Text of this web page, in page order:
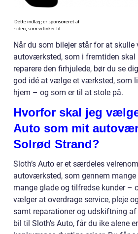
Når du som bilejer står for at
autoværksted, som i fremtiden skal
reparere den firhjulede, bør du se
god idé at vælge et værksted, som
hjem – og som er til at stole på.
Hvorfor skal jeg
Auto som mit
Solrød Strand?
Sloth’s Auto er et særdeles
autoværksted, som gennem mange
mange glade og tilfredse kunder –
vælger at overdrage service, pleje
samt reparationer og udskiftning af
bil til Sloth’s Auto, får du ike alene